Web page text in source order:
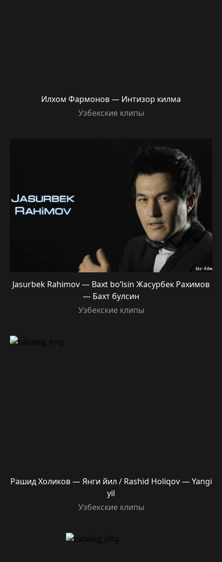
Илхом Фармонов — Интизор килма
Узбекские клипы
Jasurbek Rahimov — Baxt bo’lsin Жасурбек Рахимов
— Бахт булсин
Узбекские клипы
Рашид Холиков — Янги йил / Rashid Holiqov — Yangi
yil
Узбекские клипы